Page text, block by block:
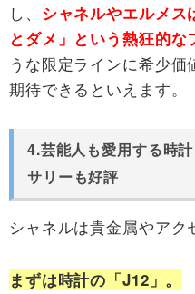
し、 シャネルやエルメス
とダメ」という熱狂的な
うな限定ラインに希少
期待できるといえます。
4.芸能人も愛用する時
サリーも好評
シャネルは貴金属やアク
まずは時計の「J12」。